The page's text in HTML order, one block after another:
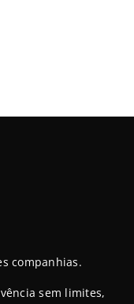
companhias.
sem limites,